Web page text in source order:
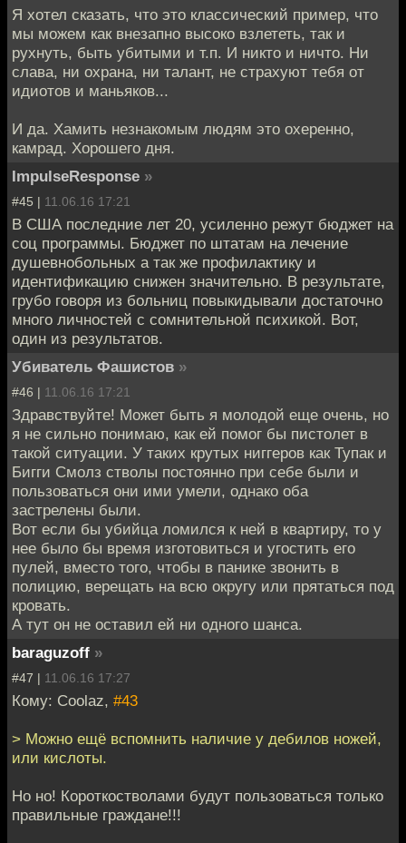
Я хотел сказать, что это классический пример, что
мы можем как внезапно высоко взлететь, так и
рухнуть, быть убитыми и т.п. И никто и ничто. Ни
слава, ни охрана, ни талант, не страхуют тебя от
идиотов и маньяков...
И да. Хамить незнакомым людям это охеренно,
камрад. Хорошего дня.
ImpulseResponse »
#45 | 11.06.16 17:21
В США последние лет 20, усиленно режут бюджет на
соц программы. Бюджет по штатам на лечение
душевнобольных а так же профилактику и
идентификацию снижен значительно. В результате,
грубо говоря из больниц повыкидывали достаточно
много личностей с сомнительной психикой. Вот,
один из результатов.
Убиватель Фашистов »
#46 | 11.06.16 17:21
Здравствуйте! Может быть я молодой еще очень, но
я не сильно понимаю, как ей помог бы пистолет в
такой ситуации. У таких крутых ниггеров как Тупак и
Бигги Смолз стволы постоянно при себе были и
пользоваться они ими умели, однако оба
застрелены были.
Вот если бы убийца ломился к ней в квартиру, то у
нее было бы время изготовиться и угостить его
пулей, вместо того, чтобы в панике звонить в
полицию, верещать на всю округу или прятаться под
кровать.
А тут он не оставил ей ни одного шанса.
baraguzoff »
#47 | 11.06.16 17:27
Кому: Coolaz, #43
> Можно ещё вспомнить наличие у дебилов ножей,
или кислоты.
Но но! Короткостволами будут пользоваться только
правильные граждане!!!